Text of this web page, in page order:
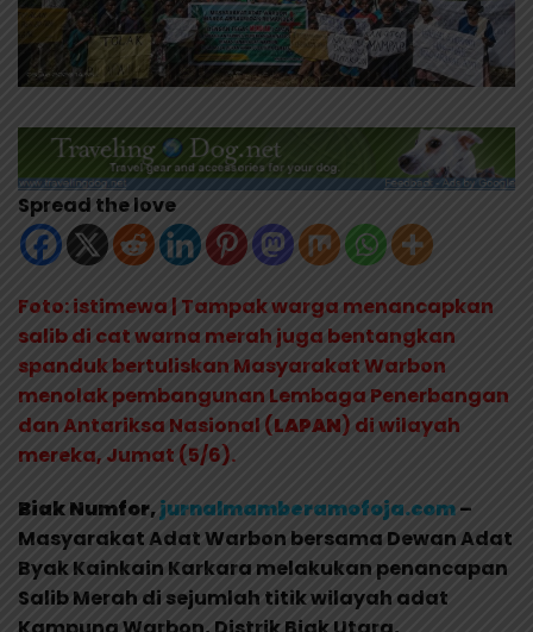
Spread the love
Foto: istimewa | Tampak warga menancapkan
salib di cat warna merah juga bentangkan
spanduk bertuliskan Masyarakat Warbon
menolak pembangunan Lembaga Penerbangan
dan Antariksa Nasional (LAPAN) di wilayah
mereka, Jumat (5/6).
Biak Numfor,jurnalmamberamofoja.com–
Masyarakat Adat Warbon bersama Dewan Adat
Byak Kainkain Karkara melakukan penancapan
Salib Merah di sejumlah titik wilayah adat